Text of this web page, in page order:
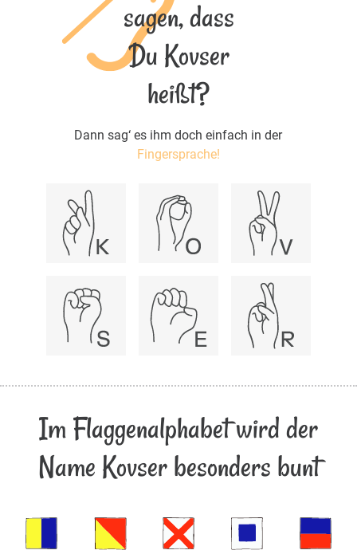
sagen, dass
Du Kovser
heißt?
Dann sag‘ es ihm doch einfach in der
Fingersprache!
Im Flaggenalphabet wird der
Name Kovser besonders bunt